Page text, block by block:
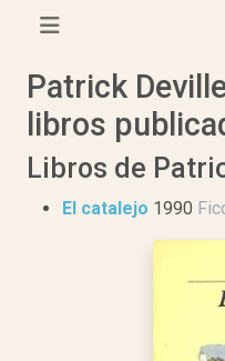
Patrick
libros
Libros de
El catalejo 1990